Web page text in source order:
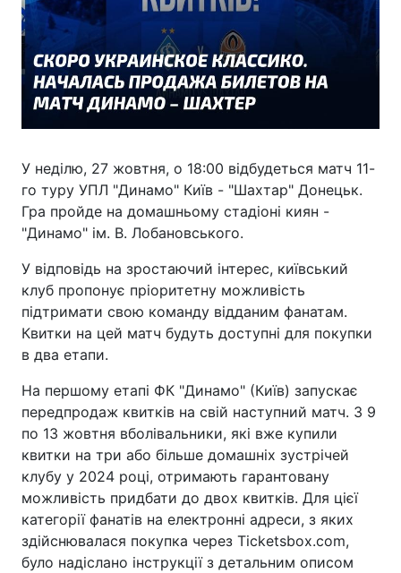
У неділю, 27 жовтня, о 18:00 відбудеться матч 11-
го туру УПЛ "Динамо" Київ - "Шахтар" Донецьк.
Гра пройде на домашньому стадіоні киян -
"Динамо" ім. В. Лобановського.
У відповідь на зростаючий інтерес, київський
клуб пропонує пріоритетну можливість
підтримати свою команду відданим фанатам.
Квитки на цей матч будуть доступні для покупки
в два етапи.
На першому етапі ФК "Динамо" (Київ) запускає
передпродаж квитків на свій наступний матч. З 9
по 13 жовтня вболівальники, які вже купили
квитки на три або більше домашніх зустрічей
клубу у 2024 році, отримають гарантовану
можливість придбати до двох квитків. Для цієї
категорії фанатів на електронні адреси, з яких
здійснювалася покупка через Ticketsbox.com,
було надіслано інструкції з детальним описом